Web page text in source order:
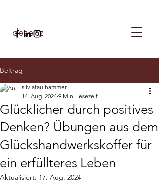
desenz
Beitrag
Glücklicher durch positives
Denken? Übungen aus dem
Glückshandwerkskoffer für
ein erfüllteres Leben
silviafaulhammer
14. Aug. 2024 9 Min. Lesezeit
Aktualisiert: 17. Aug. 2024